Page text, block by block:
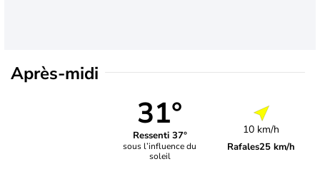
Après-midi
31°
Ressenti 37°
sous l’influence du
soleil
10 km/h
Rafales25 km/h